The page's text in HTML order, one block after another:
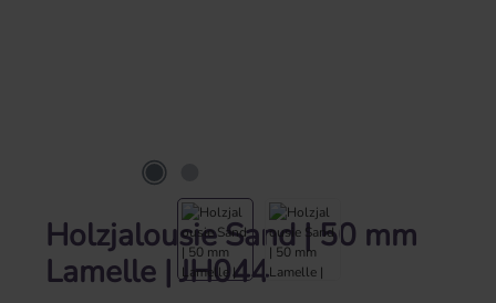
Holzjalousie Sand | 50 mm
Lamelle | JH044